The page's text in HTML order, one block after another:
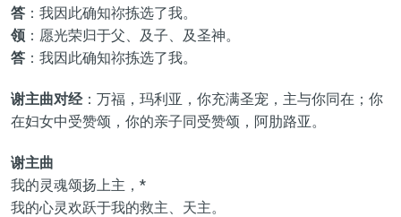
答：我因此确知祢拣选了我。
领：愿光荣归于父、及子、及圣神。
答：我因此确知祢拣选了我。
谢主曲对经：万福，玛利亚，你充满圣宠，主与你同在；你
在妇女中受赞颂，你的亲子同受赞颂，阿肋路亚。
谢主曲
我的灵魂颂扬上主，*
我的心灵欢跃于我的救主、天主。